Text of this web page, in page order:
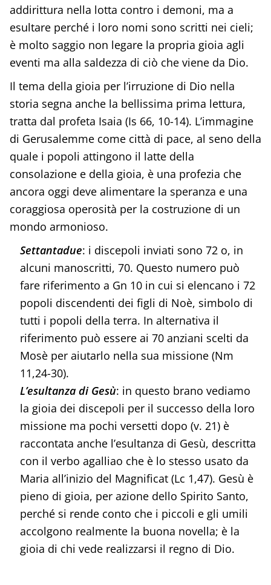
addirittura nella lotta contro i demoni, ma a
esultare perché i loro nomi sono scritti nei cieli;
è molto saggio non legare la propria gioia agli
eventi ma alla saldezza di ciò che viene da Dio.
Il tema della gioia per l’irruzione di Dio nella
storia segna anche la bellissima prima lettura,
tratta dal profeta Isaia (Is 66, 10-14). L’immagine
di Gerusalemme come città di pace, al seno della
quale i popoli attingono il latte della
consolazione e della gioia, è una profezia che
ancora oggi deve alimentare la speranza e una
coraggiosa operosità per la costruzione di un
mondo armonioso.
Settantadue: i discepoli inviati sono 72 o, in
alcuni manoscritti, 70. Questo numero può
fare riferimento a Gn 10 in cui si elencano i 72
popoli discendenti dei figli di Noè, simbolo di
tutti i popoli della terra. In alternativa il
riferimento può essere ai 70 anziani scelti da
Mosè per aiutarlo nella sua missione (Nm
11,24-30).
L’esultanza di Gesù: in questo brano vediamo
la gioia dei discepoli per il successo della loro
missione ma pochi versetti dopo (v. 21) è
raccontata anche l’esultanza di Gesù, descritta
con il verbo agalliao che è lo stesso usato da
Maria all’inizio del Magnificat (Lc 1,47). Gesù è
pieno di gioia, per azione dello Spirito Santo,
perché si rende conto che i piccoli e gli umili
accolgono realmente la buona novella; è la
gioia di chi vede realizzarsi il regno di Dio.